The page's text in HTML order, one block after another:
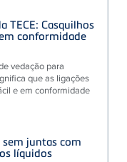
TECE: Casquilhos
conformidade
vedação para
que as ligações
e em conformidade
juntas com
líquidos